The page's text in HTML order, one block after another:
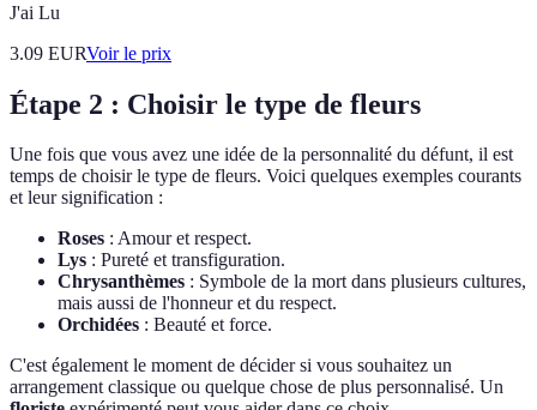
J'ai Lu
3.09 EURVoir le prix
Étape 2 : Choisir le type de fleurs
Une fois que vous avez une idée de la personnalité du défunt, il est
temps de choisir le type de fleurs. Voici quelques exemples courants
et leur signification :
Roses : Amour et respect.
Lys : Pureté et transfiguration.
Chrysanthèmes : Symbole de la mort dans plusieurs cultures,
mais aussi de l'honneur et du respect.
Orchidées : Beauté et force.
C'est également le moment de décider si vous souhaitez un
arrangement classique ou quelque chose de plus personnalisé. Un